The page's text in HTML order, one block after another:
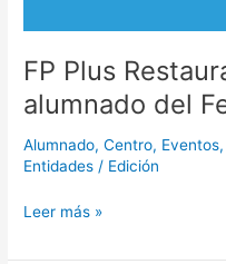
FP Plus
alumnado del
Alumnado,Centro, Eventos,
Entidades / Edición
Leer más »